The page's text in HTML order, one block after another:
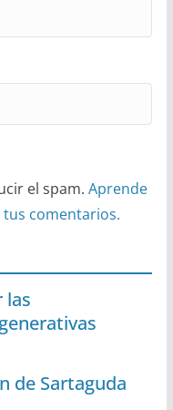
el spam. Aprende
comentarios.
las
de Sartaguda